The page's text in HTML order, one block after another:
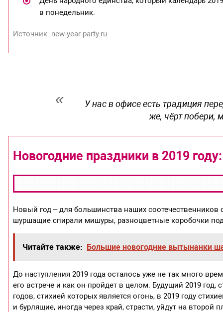
в понедельник.
Источник: new-year-party.ru
У нас в офисе есть традиция
же, чёрт побери,
Новогодние праздники в 2019
Новый год – для большинства наших
шуршащие спирали мишуры, разноцветные коробочки
Читайте также: Большие новогодние вытынанки
До наступления 2019 года осталось уже не так много
его встрече и как он пройдет в целом. Будущий 2019
годов, стихией которых является огонь, в 2019 году
и бурлящие, иногда через край, страсти, уйдут на второй